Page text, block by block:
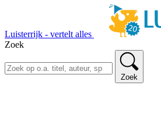
Luisterrijk - vertelt alles
Zoek
Zoek